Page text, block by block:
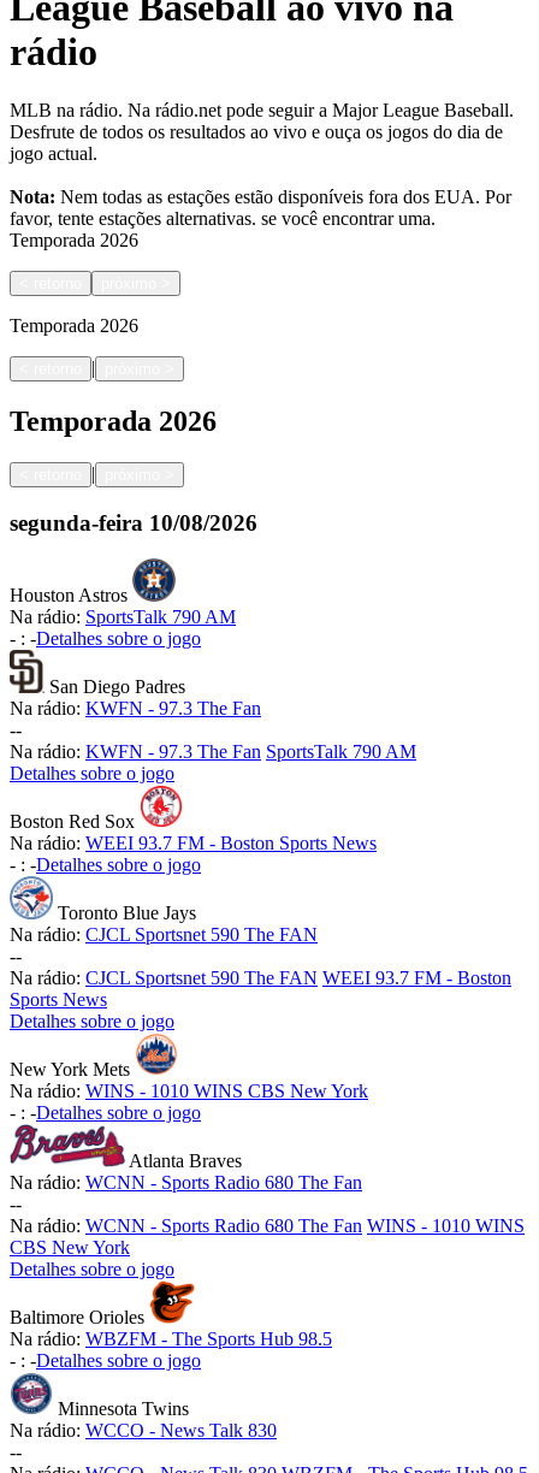
rádio
MLB na rádio. Na rádio.net pode seguir a Major League Baseball.
Desfrute de todos os resultados ao vivo e ouça os jogos do dia de
jogo actual.
Nota: Nem todas as estações estão disponíveis fora dos EUA. Por
favor, tente estações alternativas. se você encontrar uma.
Temporada 2026
Temporada 2026
|
Temporada 2026
|
segunda-feira 10/08/2026
Houston Astros
Na rádio: SportsTalk 790 AM
- : -Detalhes sobre o jogo
San Diego Padres
Na rádio: KWFN - 97.3 The Fan
--
Na rádio: KWFN - 97.3 The Fan SportsTalk 790 AM
Detalhes sobre o jogo
Boston Red Sox
Na rádio: WEEI 93.7 FM - Boston Sports News
- : -Detalhes sobre o jogo
Toronto Blue Jays
Na rádio: CJCL Sportsnet 590 The FAN
--
Na rádio: CJCL Sportsnet 590 The FAN WEEI 93.7 FM - Boston
Sports News
Detalhes sobre o jogo
New York Mets
Na rádio: WINS - 1010 WINS CBS New York
- : -Detalhes sobre o jogo
Atlanta Braves
Na rádio: WCNN - Sports Radio 680 The Fan
--
Na rádio: WCNN - Sports Radio 680 The Fan WINS - 1010 WINS
CBS New York
Detalhes sobre o jogo
Baltimore Orioles
Na rádio: WBZFM - The Sports Hub 98.5
- : -Detalhes sobre o jogo
Minnesota Twins
Na rádio: WCCO - News Talk 830
--